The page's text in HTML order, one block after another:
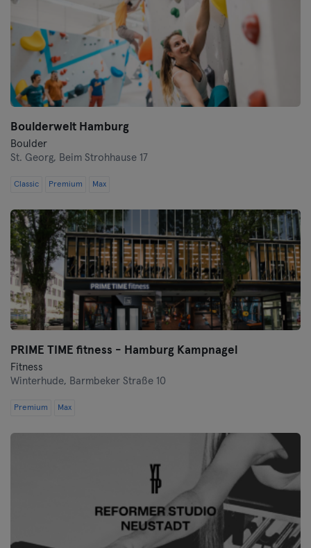
Boulderwelt Hamburg
Boulder
St. Georg, Beim Strohhause 17
Classic Premium Max
PRIME TIME fitness - Hamburg Kampnagel
Fitness
Winterhude, Barmbeker Straße 10
Premium Max
Ingolstadt
Karlsruhe
Kassel
Colónia
Konstanz
Landshut
Leipzig
Lubeque
Magdeburg
Mainz
Münster